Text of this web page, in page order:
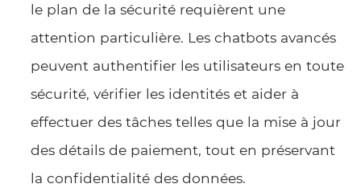
le plan de la sécurité requièrent une
attention particulière. Les chatbots avancés
peuvent authentifier les utilisateurs en toute
sécurité, vérifier les identités et aider à
effectuer des tâches telles que la mise à jour
des détails de paiement, tout en préservant
la confidentialité des données.